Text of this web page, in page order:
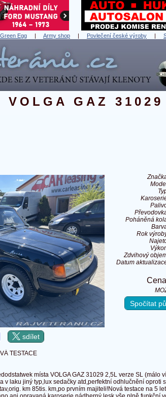
Egg | Army shop | Povlečení české výroby |
VOLGA GAZ 31029
sdílet
Poháněná
Rok
Zdvihový
Datum
Spočítat
TESTACE
místa VOLGA GAZ 31029 2,5L verze SL (málo
v laku jiný typ,lux sedačky atd,perfektní odhlučnění oproti
km 85tis. km,po prvním majiteli!Nová testace na 5